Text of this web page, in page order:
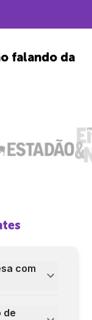
falando da
com
de